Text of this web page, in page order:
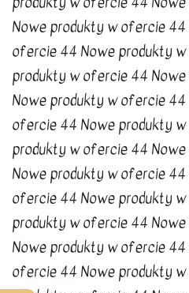
Nowe produkty w ofercie
ofercie 44 Nowe produkty
produkty w ofercie 44
Nowe produkty w ofercie
ofercie 44 Nowe produkty
produkty w ofercie 44
Nowe produkty w ofercie
ofercie 44 Nowe produkty
produkty w ofercie 44
Nowe produkty w ofercie
ofercie 44 Nowe produkty